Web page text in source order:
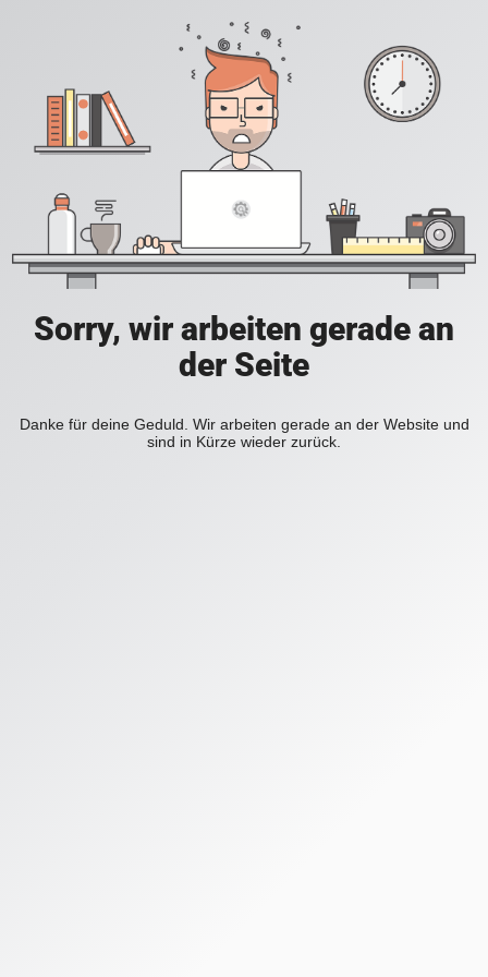
Sorry, wir arbeiten gerade an
der Seite
Danke für deine Geduld. Wir arbeiten gerade an der Website und
sind in Kürze wieder zurück.